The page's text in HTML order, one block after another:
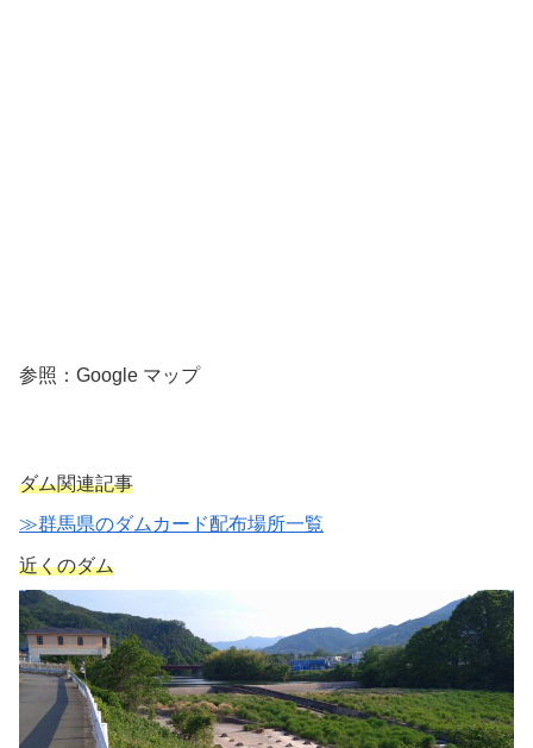
参照：Google マップ
ダム関連記事
≫群馬県のダムカード配布場所一覧
近くのダム